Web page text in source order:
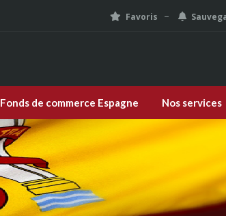
Favoris
Fonds de commerce Espagne Nos services